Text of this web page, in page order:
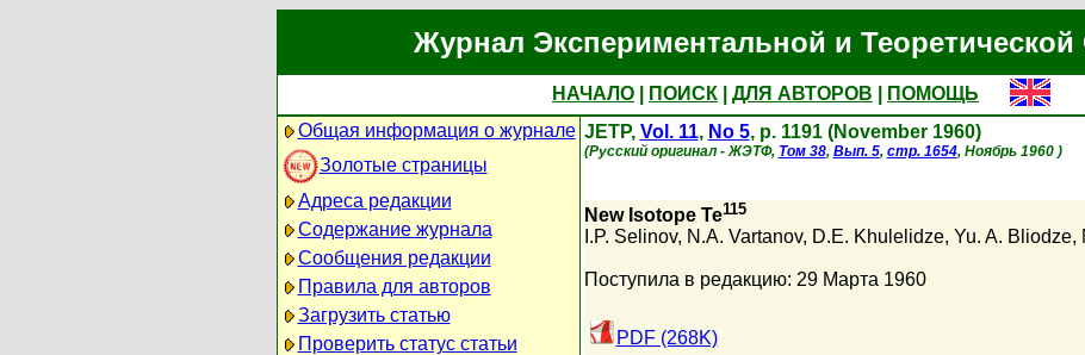
Журнал Экспериментальной и Теоретической
НАЧАЛО ПОИСК ДЛЯ АВТОРОВ
ПОМОЩЬ
Общая информация о журнале
Золотые страницы
Адреса редакции
Содержание журнала
Сообщения редакции
Правила для авторов
Загрузить статью
Проверить статус статьи
JETP, Vol. 11, No 5, p. 1191 (November 1960)
(Русский оригинал - ЖЭТФ, Том 38, Вып. 5, стр. 1654, Ноябрь 1960 )
New Isotope Te115
I.P. Selinov, N.A. Vartanov, D.E. Khulelidze, Yu. A. Bliodze,
Поступила в редакцию: 29 Марта 1960
PDF (268K)